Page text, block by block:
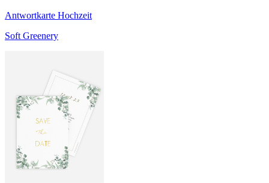
Antwortkarte Hochzeit
Soft Greenery